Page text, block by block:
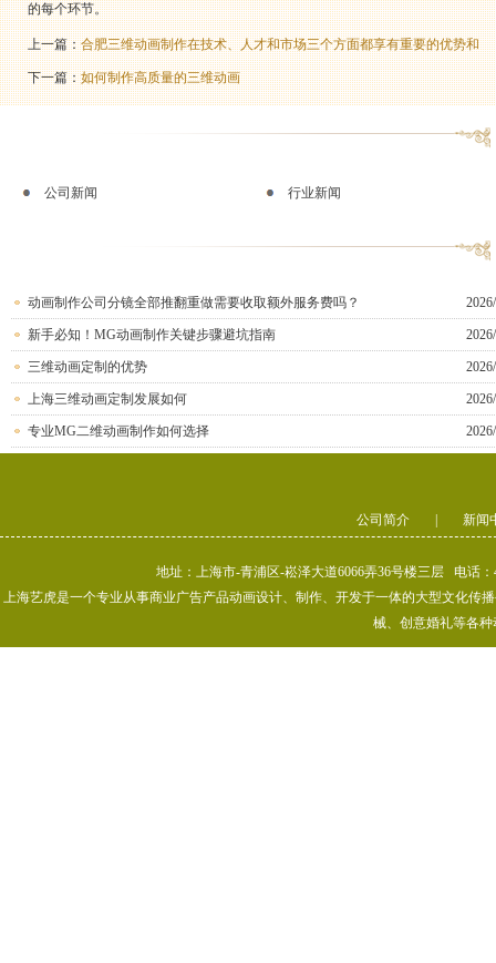
的每个环节。
上一篇：合肥三维动画制作在技术、人才和市场三个方面都享有重要的优势和
下一篇：如何制作高质量的三维动画
公司新闻 行业新闻
动画制作公司分镜全部推翻重做需要收取额外服务费吗？
新手必知！MG动画制作关键步骤避坑指南
三维动画定制的优势
上海三维动画定制发展如何
专业MG二维动画制作如何选择
公司简介 新闻
地址：上海市-青浦区-崧泽大道6066弄36号楼三层 电话
上海艺虎是一个专业从事商业广告产品动画设计、制作、开发于一体的大型文化传
械、创意婚礼等各